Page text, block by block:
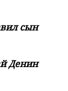
сын
Денин